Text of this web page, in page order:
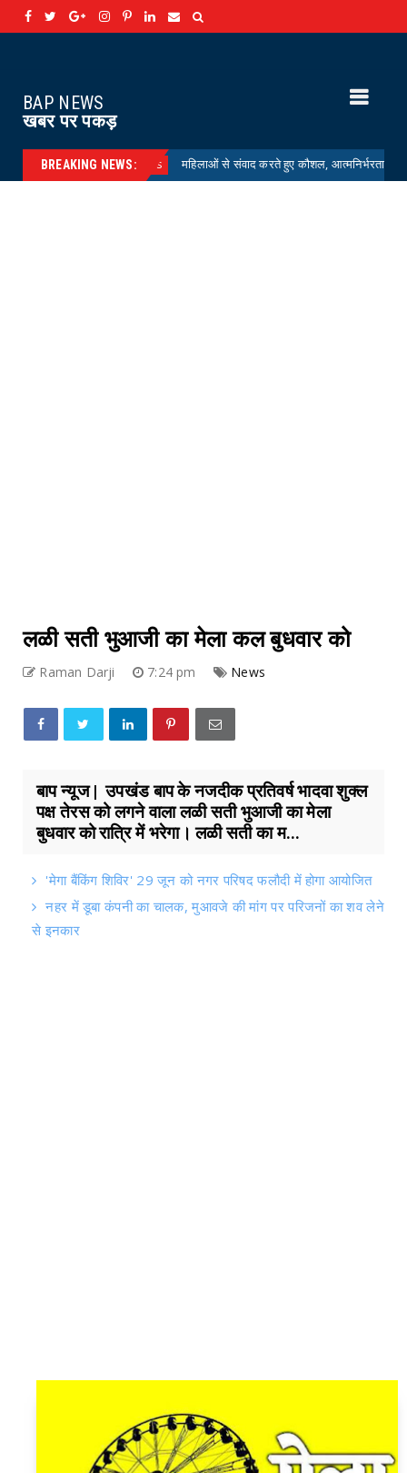
BAP NEWS
खबर पर पकड़
BREAKING NEWS:
News महिलाओं से संवाद करते हुए कौशल, आत्मनिर्भरता एवं आजीविका संवर्धन
लळी सती भुआजी का मेला कल बुधवार को
Raman Darji 7:24 pm News
बाप न्यूज | उपखंड बाप के नजदीक प्रतिवर्ष भादवा शुक्ल
पक्ष तेरस को लगने वाला लळी सती भुआजी का मेला
बुधवार को रात्रि में भरेगा। लळी सती का म...
'मेगा बैंकिंग शिविर' 29 जून को नगर परिषद फलौदी में होगा आयोजित
नहर में डूबा कंपनी का चालक, मुआवजे की मांग पर परिजनों का शव लेने
से इनकार